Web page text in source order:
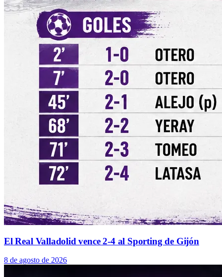
El Real Valladolid vence 2-4 al Sporting de Gijón
8 de agosto de 2026